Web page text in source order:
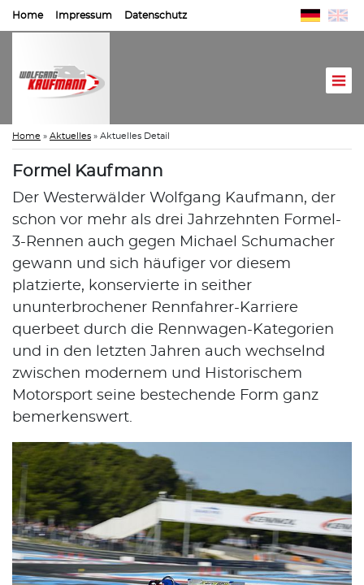
Home Impressum Datenschutz
Home » Aktuelles » Aktuelles Detail
Formel Kaufmann
Der Westerwälder Wolfgang Kaufmann, der
schon vor mehr als drei Jahrzehnten Formel-
3-Rennen auch gegen Michael Schumacher
gewann und sich häufiger vor diesem
platzierte, konservierte in seither
ununterbrochener Rennfahrer-Karriere
querbeet durch die Rennwagen-Kategorien
und in den letzten Jahren auch wechselnd
zwischen modernem und Historischem
Motorsport seine bestechende Form ganz
bemerkenswert.